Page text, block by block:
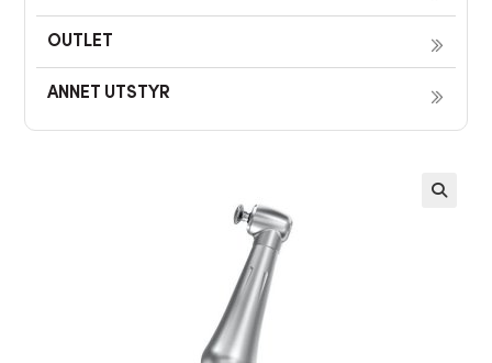
OUTLET
ANNET UTSTYR